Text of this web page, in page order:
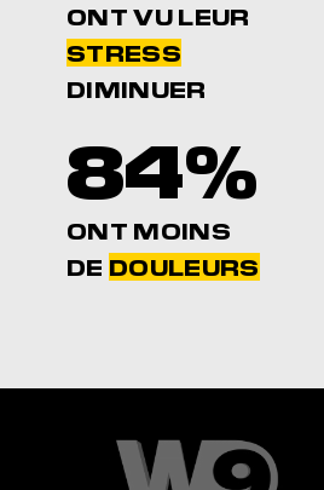
ONT VU LEUR
STRESS
DIMINUER
84%
ONT MOINS
DE DOULEURS